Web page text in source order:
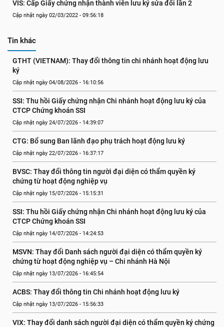
VIS: Cấp Giấy chứng nhận thành viên lưu ký sửa đổi lần 2
Cập nhật ngày 02/03/2022 - 09:56:18
Tin khác
GTHT (VIETNAM): Thay đổi thông tin chi nhánh hoạt động lưu
ký
Cập nhật ngày 04/08/2026 - 16:10:56
SSI: Thu hồi Giấy chứng nhận Chi nhánh hoạt động lưu ký của
CTCP Chứng khoán SSI
Cập nhật ngày 24/07/2026 - 14:39:07
CTG: Bổ sung Ban lãnh đạo phụ trách hoạt động lưu ký
Cập nhật ngày 22/07/2026 - 16:37:17
BVSC: Thay đổi thông tin người đại diện có thẩm quyền ký
chứng từ hoạt động nghiệp vụ
Cập nhật ngày 15/07/2026 - 15:15:31
SSI: Thu hồi Giấy chứng nhận Chi nhánh hoạt động lưu ký của
CTCP Chứng khoán SSI
Cập nhật ngày 14/07/2026 - 14:24:53
MSVN: Thay đổi Danh sách người đại diện có thẩm quyền ký
chứng từ hoạt động nghiệp vụ – Chi nhánh Hà Nội
Cập nhật ngày 13/07/2026 - 16:45:54
ACBS: Thay đổi thông tin Chi nhánh hoạt động lưu ký
Cập nhật ngày 13/07/2026 - 15:56:33
VIX: Thay đổi danh sách người đại diện có thẩm quyền ký chứng